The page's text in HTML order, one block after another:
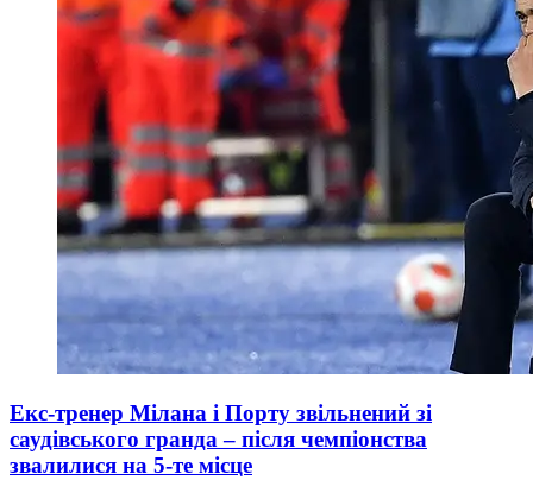
Екс-тренер Мілана і Порту звільнений зі
саудівського гранда – після чемпіонства
звалилися на 5-те місце